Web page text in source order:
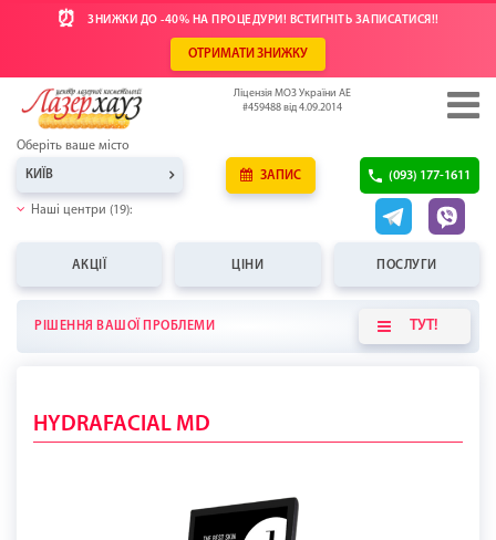
⏰ ЗНИЖКИ ДО -40% НА ПРОЦЕДУРИ! ВСТИГНІТЬ ЗАПИСАТИСЯ!!
ОТРИМАТИ ЗНИЖКУ
Ліцензія МОЗ України АЕ
#459488 від 4.09.2014
Оберіть ваше місто
КИЇВ
Наші центри (19):
ЗАПИС (093) 177-1611
АКЦІЇ ЦІНИ ПОСЛУГИ
РІШЕННЯ ВАШОЇ ПРОБЛЕМИ ТУТ!
HYDRAFACIAL MD